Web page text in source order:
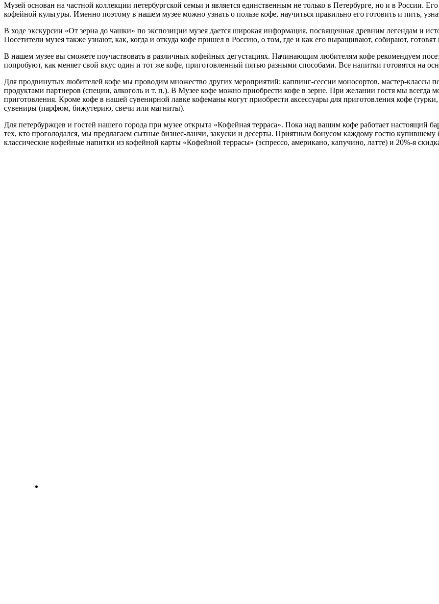
Музей основан на частной коллекции петербургской семьи и является единственным не только в Петербурге, но и в России.
кофейной культуры. Именно поэтому в нашем музее можно узнать о пользе кофе, научиться правильно его готовить и пить,
В ходе экскурсии «От зерна до чашки» по экспозиции музея дается широкая информация, посвященная древним легендам и
Посетители музея также узнают, как, когда и откуда кофе пришел в Россию, о том, где и как его выращивают, собирают, готовят
В нашем музее вы сможете поучаствовать в различных кофейных дегустациях. Начинающим любителям кофе рекомендуем
попробуют, как меняет свой вкус один и тот же кофе, приготовленный пятью разными способами. Все напитки готовятся на
Для продвинутых любителей кофе мы проводим множество других мероприятий: каппинг-сессии моносортов, мастер-классы
продуктами партнеров (специи, алкоголь и т. п.). В Музее кофе можно приобрести кофе в зерне. При желании гостя мы всегда
приготовления. Кроме кофе в нашей сувенирной лавке кофеманы могут приобрести аксессуары для приготовления кофе
сувениры (парфюм, бижутерию, свечи или магниты).
Для петербуржцев и гостей нашего города при музее открыта «Кофейная терраса». Пока над вашим кофе работает настоящий
тех, кто проголодался, мы предлагаем сытные бизнес-ланчи, закуски и десерты. Приятным бонусом каждому гостю купившему
классические кофейные напитки из кофейной карты «Кофейной террасы» (эспрессо, американо, капучино, латте) и 20%-я